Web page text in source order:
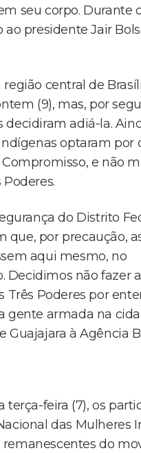
seu corpo. Durante
ao presidente Jair
central de
(9), mas, por
decidiram adiá-la.
optaram por
e não
Poderes.
do Distrito
que, por precaução,
aqui mesmo, no
Decidimos não fazer
Três Poderes por
gente armada na
Guajajara à Agência
terça-feira (7), os
das Mulheres
remanescentes do